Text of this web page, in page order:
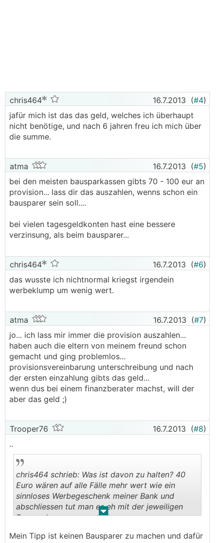
chris464 16.7.2013 (#4)
jafür mich ist das das geld, welches ich überhaupt
nicht benötige, und nach 6 jahren freu ich mich über
die summe.
atma 16.7.2013 (#5)
bei den meisten bausparkassen gibts 70 - 100 eur an
provision... lass dir das auszahlen, wenns schon ein
bausparer sein soll....
bei vielen tagesgeldkonten hast eine bessere
verzinsung, als beim bausparer...
chris464 16.7.2013 (#6)
das wusste ich nichtnormal kriegst irgendein
werbeklump um wenig wert.
atma 16.7.2013 (#7)
jo... ich lass mir immer die provision auszahlen...
haben auch die eltern von meinem freund schon
gemacht und ging problemlos...
provisionsvereinbarung unterschreibung und nach
der ersten einzahlung gibts das geld...
wenn dus bei einem finanzberater machst, will der
aber das geld ;)
Trooper76 16.7.2013 (#8)
..
. .
chris464 schrieb: Was ist davon zu halten? 40
Euro wären auf alle Fälle mehr wert wie ein
sinnloses Werbegeschenk meiner Bank und
abschliessen tut man es eh mit der jeweiligen
Bausparkasse.
Mein Tipp ist keinen Bausparer zu machen und dafür